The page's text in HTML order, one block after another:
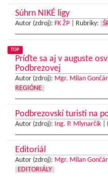
Súhrn NIKÉ ligy
Autor (zdroj): FK ŽP Rubriky:
TOP
Príďte sa aj v auguste
Podbrezovej
Autor (zdroj): Mgr. Milan Gončár
REGIÓNE
Podbrezovskí turisti na
Autor (zdroj): Ing. P. Mlynarčík
Editoriál
Autor (zdroj): Mgr. Milan Gončár
EDITORIÁLY